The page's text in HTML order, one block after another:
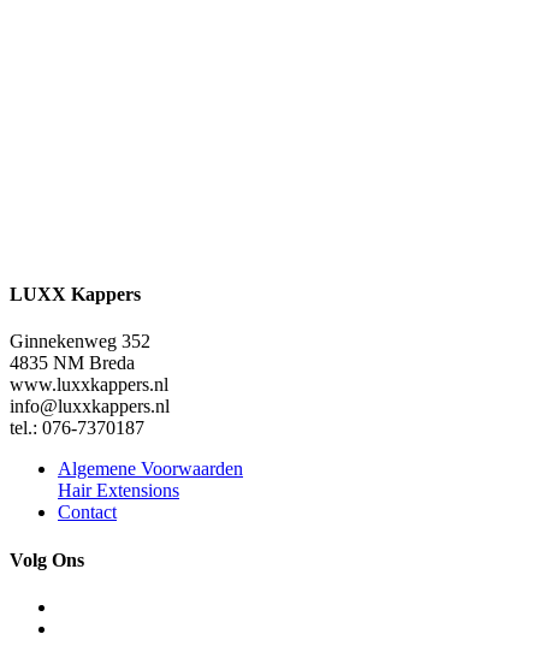
LUXX Kappers
Ginnekenweg 352
4835 NM Breda
www.luxxkappers.nl
info@luxxkappers.nl
tel.: 076-7370187
Algemene Voorwaarden
Hair Extensions
Contact
Volg Ons